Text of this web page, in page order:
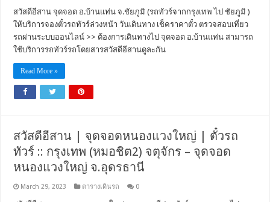
สวัสดีอีสาน จุดจอด อ.บ้านแท่น จ.ชัยภูมิ (รถทัวร์จากกรุงเทพ ไป ชัยภูมิ )
ให้บริการจองตั๋วรถทัวร์ล่วงหน้า วันเดินทาง เช็คราคาตั๋ว ตรวจสอบเที่ยว
รถผ่านระบบออนไลน์ >> ต้องการเดินทางไป จุดจอด อ.บ้านแท่น สามารถ
ใช้บริการรถทัวร์รถโดยสารสวัสดีอีสานดูละกัน
Read More »
สวัสดีอีสาน | จุดจอดหนองแวงใหญ่ | ตั๋วรถ
ทัวร์ :: กรุงเทพ (หมอชิต2) จตุจักร – จุดจอด
หนองแวงใหญ่ จ.อุดรธานี
March 29, 2023 ตารางเดินรถ 0